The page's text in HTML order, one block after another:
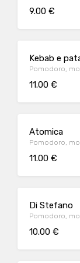
9.00 €
Kebab e
Pomodoro,
11.00 €
Atomica
Pomodoro,
11.00 €
Di Stefano
Pomodoro,
10.00 €